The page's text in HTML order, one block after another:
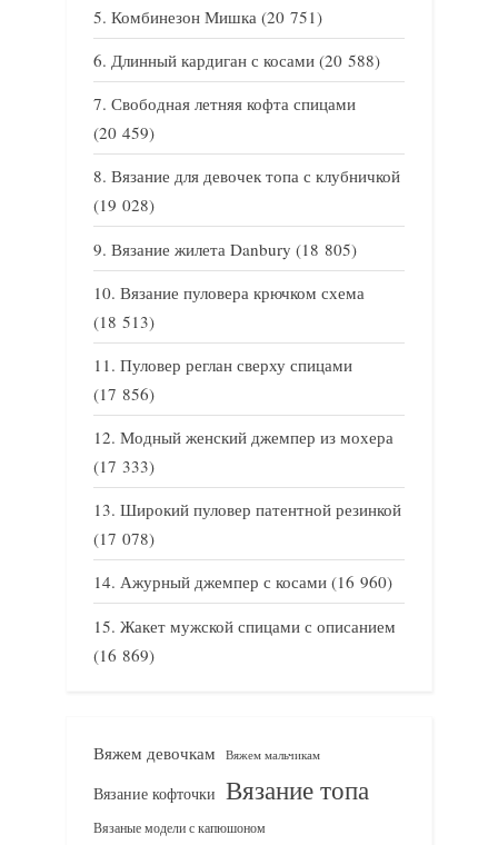
Комбинезон Мишка (20 751)
Длинный кардиган с косами (20 588)
Свободная летняя кофта спицами
(20 459)
Вязание для девочек топа с клубничкой
(19 028)
Вязание жилета Danbury (18 805)
Вязание пуловера крючком схема
(18 513)
Пуловер реглан сверху спицами
(17 856)
Модный женский джемпер из мохера
(17 333)
Широкий пуловер патентной резинкой
(17 078)
Ажурный джемпер с косами (16 960)
Жакет мужской спицами с описанием
(16 869)
Вяжем девочкам Вяжем мальчикам
Вязание кофточки Вязание топа
Вязаные модели с капюшоном